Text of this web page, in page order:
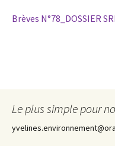
Brèves N°78_DOSSIER
Le plus simple pour